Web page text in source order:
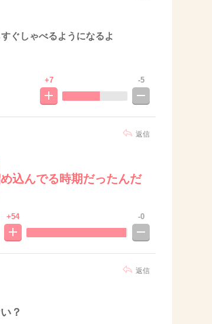
ぐしゃべるようになるよ
+7 -5
込んでる時期だったんだ
返信
+54 -0
？
返信